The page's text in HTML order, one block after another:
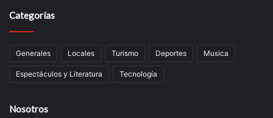
Categorías
Generales Locales Turismo Deportes Musica
Espectáculos y Literatura Tecnología
Nosotros